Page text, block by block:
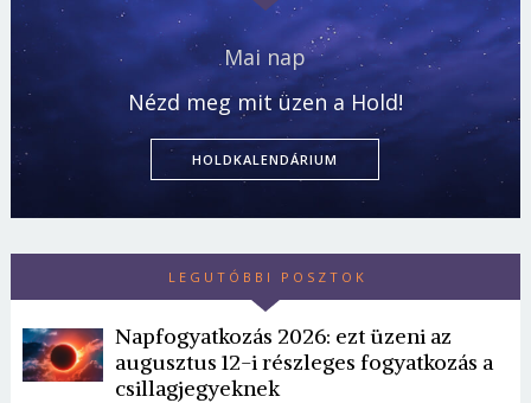
Mai nap
Nézd meg mit üzen a Hold!
HOLDKALENDÁRIUM
LEGUTÓBBI POSZTOK
Napfogyatkozás 2026: ezt üzeni az
augusztus 12-i részleges fogyatkozás a
csillagjegyeknek